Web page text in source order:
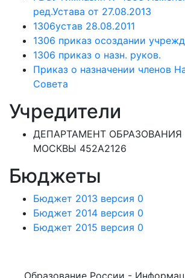
ред.Устава от 27.08.2013
1306устав 28.08.2011
1306 приказ осоздании учрежд
1306 приказ о назн. руков.
Приказ о назначении членов
Совета
Учредители
ДЕПАРТАМЕНТ ОБРАЗОВАНИЯ
МОСКВЫ 452А2126
Бюджеты
Бюджет 2013 версия 0
Бюджет 2014 версия 0
Бюджет 2015 версия 0
Образование России -